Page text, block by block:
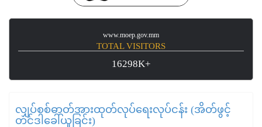
www.moep.gov.mm
TOTAL VISITORS
16298K+
လျှပ်စစ်ဓာတ်အားထုတ်လုပ်ရေးလုပ်ငန်း (အိတ်ဖွင့်
တင်ဒါခေါ်ယူခြင်း)